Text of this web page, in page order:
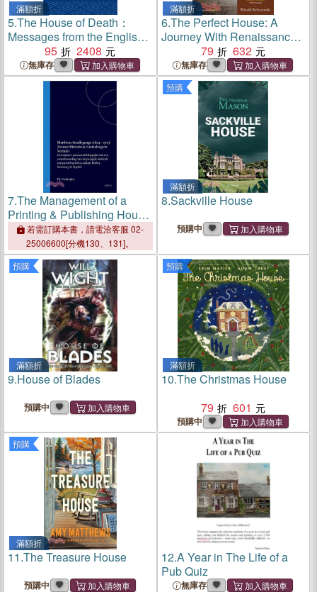
滿額折
5.The House of Death：
Messages from the English
Renaissance
95 2408
無庫存
滿額折
6.The Perfect House: A
Journey With Renaissance
Master Andrea Palladio
79 632
無庫存
7.The Management of a
Printing & Publishing House
in Renaissance & Baroque
若需訂購本書，請電洽客服 02-
25006600[分機130、131]。
預購
滿額折
8.Sackville House
預購中
預購
滿額折
9.House of Blades
預購中
預購
滿額折
10.The Christmas House
79
601
預購中
預購
滿額折
11.The Treasure House
預購中
12.A Year in The Life of a
Pub Quiz
無庫存